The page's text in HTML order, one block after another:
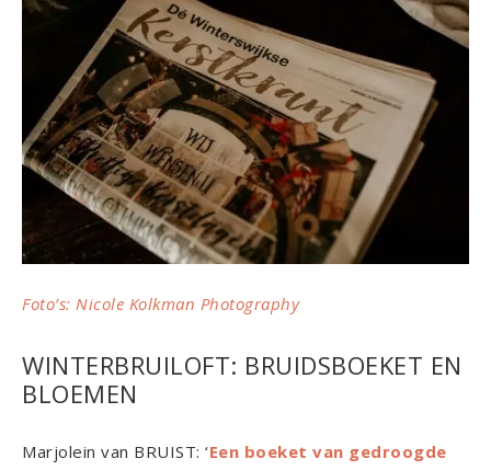
Foto’s: Nicole Kolkman Photography
WINTERBRUILOFT: BRUIDSBOEKET EN
BLOEMEN
Marjolein van BRUIST: ‘Een boeket van gedroogde